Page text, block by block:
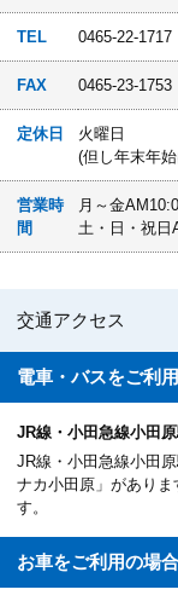
TEL 0465-22-1717
FAX 0465-23-1753
定休日
火曜日
(但し年末年
営業時
間
月～金
土・日・祝日
交通アクセス
電車・バスをご利
JR線・小田急線小田
JR線・小田急線小田
ナカ小田原」があり
す。
お車をご利用の場合